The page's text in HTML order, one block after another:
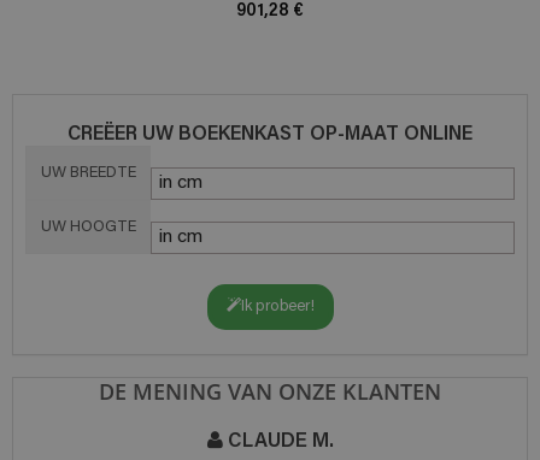
901,28 €
CREËER UW BOEKENKAST OP-MAAT ONLINE
UW BREEDTE
UW HOOGTE
Ik probeer!
DE MENING VAN ONZE KLANTEN
CLAUDE M.